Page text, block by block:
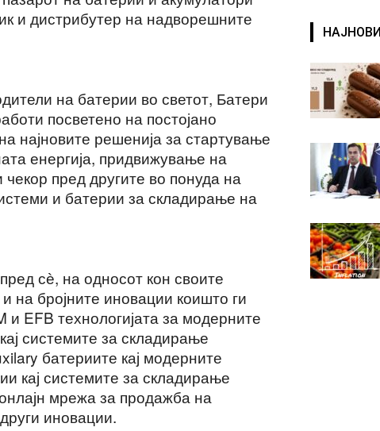
и дистрибутер на надворешните
на батерии во светот, Батери
посветено на постојано
најновите решенија за стартување
енергија, придвижување на
пред другите во понуда на
и батерии за складирање на
сѐ, на односот кон своите
на бројните иновации коишто ги
и EFB технологијата за модерните
системите за складирање
батериите кај модерните
кај системите за складирање
мрежа за продажба на
иновации.
НАЈНОВИ